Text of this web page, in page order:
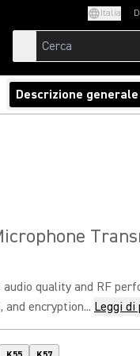
Italia
Descrizione generale
quality and RF
encryption... Leggi di